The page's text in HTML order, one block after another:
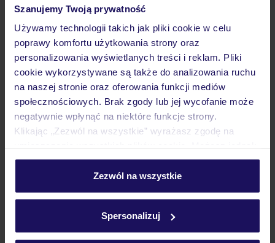
Szanujemy Twoją prywatność
Używamy technologii takich jak pliki cookie w celu
poprawy komfortu użytkowania strony oraz
personalizowania wyświetlanych treści i reklam. Pliki
cookie wykorzystywane są także do analizowania ruchu
na naszej stronie oraz oferowania funkcji mediów
społecznościowych. Brak zgody lub jej wycofanie może
negatywnie wpłynąć na niektóre funkcje strony.
Klikając „Zezwól na wszystkie” wyrażasz zgodę na
personalizować swój wybór wchodząc w zakładkę
Szczegółowe informacje o plikach cookie znajdziesz
Zezwól na wszystkie
Spersonalizuj
Wyżywienie
Atrakcje
Ważne informacje
Czy w Hotelu będzie przedstawiciel TUI?
Na jakiej podstawie i gdzie otrzymam karty